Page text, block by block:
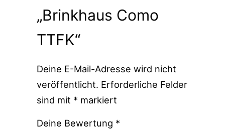
„Brinkhaus Como
TTFK“
Deine E-Mail-Adresse wird nicht
veröffentlicht. Erforderliche Felder
sind mit * markiert
Deine Bewertung *